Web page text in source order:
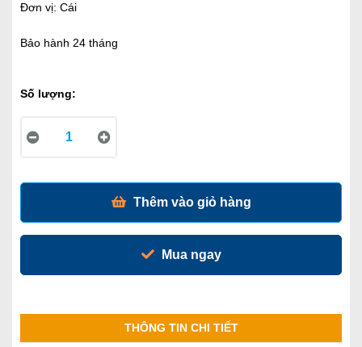
Đơn vị: Cái
Bảo hành 24 tháng
Số lượng:
Thêm vào giỏ hàng
Mua ngay
THÔNG TIN CHI TIẾT